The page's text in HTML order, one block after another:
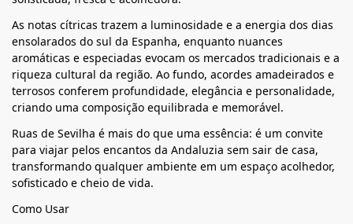
As notas cítricas trazem a luminosidade e a energia dos dias
ensolarados do sul da Espanha, enquanto nuances
aromáticas e especiadas evocam os mercados tradicionais e a
riqueza cultural da região. Ao fundo, acordes amadeirados e
terrosos conferem profundidade, elegância e personalidade,
criando uma composição equilibrada e memorável.
Ruas de Sevilha é mais do que uma essência: é um convite
para viajar pelos encantos da Andaluzia sem sair de casa,
transformando qualquer ambiente em um espaço acolhedor,
sofisticado e cheio de vida.
Como Usar